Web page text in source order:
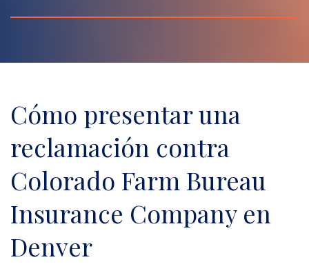
Cómo presentar una
reclamación contra
Colorado Farm Bureau
Insurance Company en
Denver